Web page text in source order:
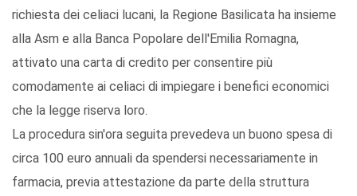
richiesta dei celiaci lucani, la Regione Basilicata ha insieme
alla Asm e alla Banca Popolare dell'Emilia Romagna,
attivato una carta di credito per consentire più
comodamente ai celiaci di impiegare i benefici economici
che la legge riserva loro.
La procedura sin'ora seguita prevedeva un buono spesa di
circa 100 euro annuali da spendersi necessariamente in
farmacia, previa attestazione da parte della struttura